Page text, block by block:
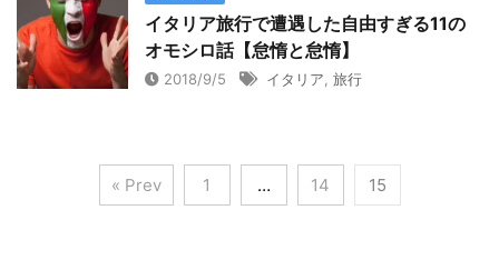
イタリア旅行で遭遇した自由すぎる11の
オモシロ話【怠惰と怠惰】
2018/9/5 イタリア 旅行
« Prev 1 … 14 15